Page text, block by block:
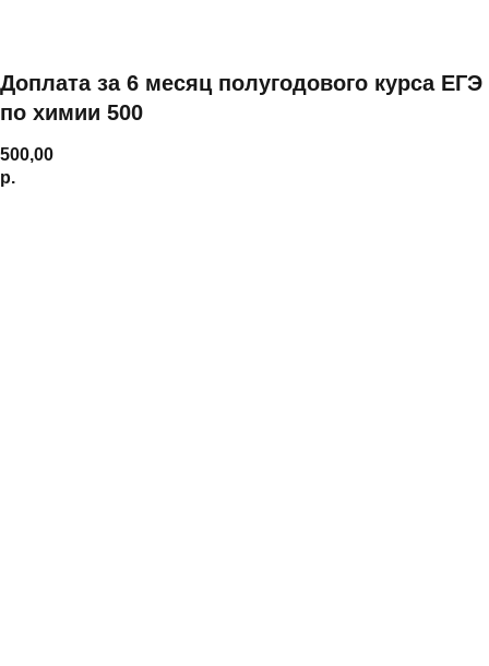
Доплата за 6 месяц полугодового курса ЕГЭ
по химии 500
500,00
р.